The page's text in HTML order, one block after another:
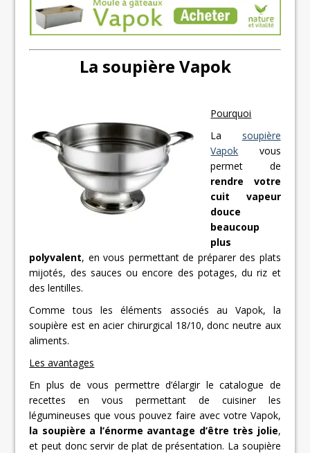
La soupière Vapok
Pourquoi
La soupière
Vapok vous
permet de
rendre votre
cuit vapeur
douce
beaucoup
plus
polyvalent, en vous permettant de préparer des plats
mijotés, des sauces ou encore des potages, du riz et
des lentilles.
Comme tous les éléments associés au Vapok, la
soupière est en acier chirurgical 18/10, donc neutre aux
aliments.
Les avantages
En plus de vous permettre d’élargir le catalogue de
recettes en vous permettant de cuisiner les
légumineuses que vous pouvez faire avec votre Vapok,
la soupière a l’énorme avantage d’être très jolie,
et peut donc servir de plat de présentation. La soupière